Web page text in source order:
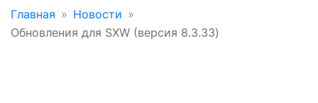
Главная
Новости
Обновления для SXW (версия 8.3.33)